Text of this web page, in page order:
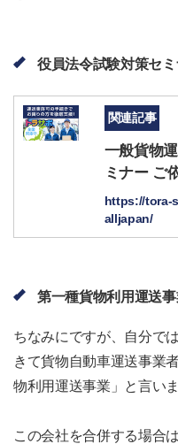
役員法令試験対策セ
関連記事
一般貨物
ミナー ご
https://tora-
alljapan/
第一種貨物利用運送
ちなみにですが、自分で
きて貨物自動車運送事業
物利用運送事業」と言いま
この会社を合併する場合